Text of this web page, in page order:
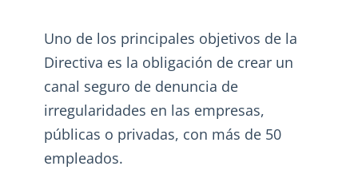
Uno de los principales objetivos de la
Directiva es la obligación de crear un
canal seguro de denuncia de
irregularidades en las empresas,
públicas o privadas, con más de 50
empleados.